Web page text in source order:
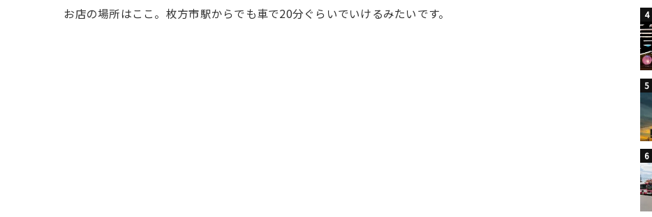
お店の場所はここ。枚方市駅からでも車で20分ぐらいでいけるみたいです。